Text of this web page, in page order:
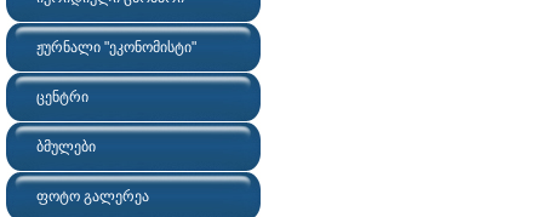
ჟურნალი "ეკონომისტი"
ცენტრი
ბმულები
ფოტო გალერეა